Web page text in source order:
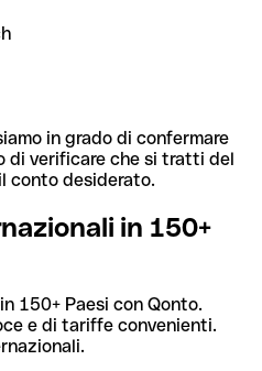
in grado di confermare
di verificare che si tratti del
conto desiderato.
in 150+
150+ Paesi con Qonto.
e di tariffe convenienti.